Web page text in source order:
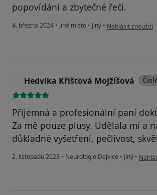
popovídání a zbytečné řeči.
4. března 2024 • jiné místo • Jiný • podle názoru
Nahlásit zneužití
Hedvika Křišťová Mojžíšová
Příjemná a profesionální paní
Za mě pouze plusy. Udělala mi a
důkladné vyšetření, pečlivost,
2. listopadu 2023 • Neurologie Dejvice • Jiný • podle